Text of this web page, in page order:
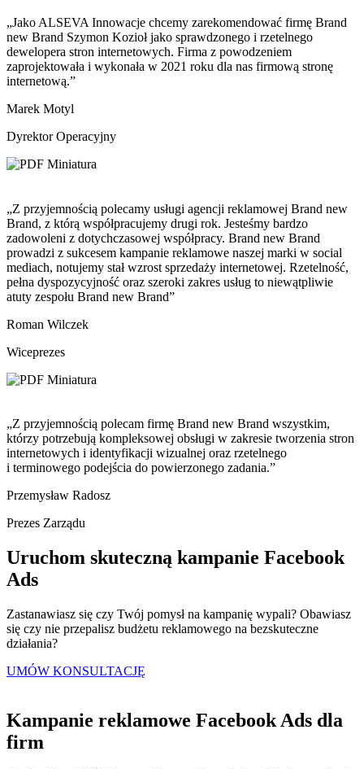
„Jako ALSEVA Innowacje chcemy zarekomendować firmę Brand
new Brand Szymon Kozioł jako sprawdzonego i rzetelnego
dewelopera stron internetowych. Firma z powodzeniem
zaprojektowała i wykonała w 2021 roku dla nas firmową stronę
internetową.”
Marek Motyl
Dyrektor Operacyjny
„Z przyjemnością polecamy usługi agencji reklamowej Brand new
Brand, z którą współpracujemy drugi rok. Jesteśmy bardzo
zadowoleni z dotychczasowej współpracy. Brand new Brand
prowadzi z sukcesem kampanie reklamowe naszej marki w social
mediach, notujemy stał wzrost sprzedaży internetowej. Rzetelność,
pełna dyspozycyjność oraz szeroki zakres usług to niewątpliwie
atuty zespołu Brand new Brand”
Roman Wilczek
Wiceprezes
„Z przyjemnością polecam firmę Brand new Brand wszystkim,
którzy potrzebują kompleksowej obsługi w zakresie tworzenia stron
internetowych i identyfikacji wizualnej oraz rzetelnego
i terminowego podejścia do powierzonego zadania.”
Przemysław Radosz
Prezes Zarządu
Uruchom skuteczną kampanie Facebook
Ads
Zastanawiasz się czy Twój pomysł na kampanię wypali? Obawiasz
się czy nie przepalisz budżetu reklamowego na bezskuteczne
działania?
UMÓW KONSULTACJĘ
Kampanie reklamowe Facebook Ads dla
firm